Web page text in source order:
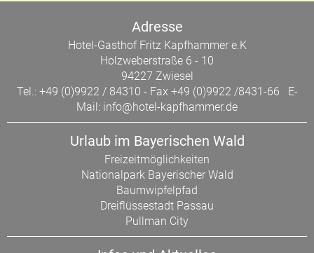
Adresse
Hotel-Gasthof Fritz Kapfhammer e.K
Holzweberstraße 6 - 10
94227 Zwiesel
Tel.: +49 (0)9922 / 84310 - Fax +49 (0)9922 /8431-66 E-
Mail: info@hotel-kapfhammer.de
Urlaub im Bayerischen Wald
Freizeitmöglichkeiten
Nationalpark Bayerischer Wald
Baumwipfelpfad
Dreiflüssestadt Passau
Pullman City